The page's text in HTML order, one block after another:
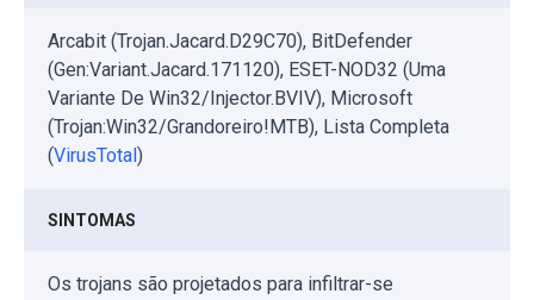
Arcabit (Trojan.Jacard.D29C70), BitDefender
(Gen:Variant.Jacard.171120), ESET-NOD32 (Uma
Variante De Win32/Injector.BVIV), Microsoft
(Trojan:Win32/Grandoreiro!MTB), Lista Completa
(VirusTotal)
SINTOMAS
Os trojans são projetados para infiltrar-se